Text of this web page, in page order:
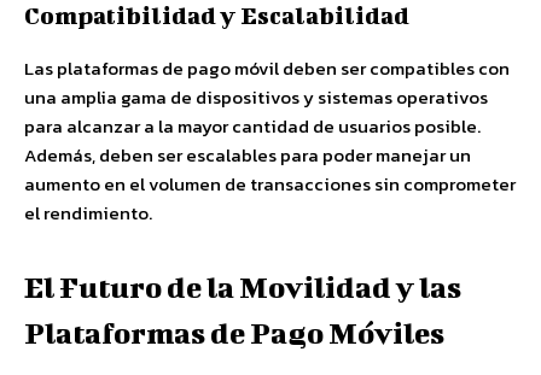
Compatibilidad y Escalabilidad
Las plataformas de pago móvil deben ser compatibles con
una amplia gama de dispositivos y sistemas operativos
para alcanzar a la mayor cantidad de usuarios posible.
Además, deben ser escalables para poder manejar un
aumento en el volumen de transacciones sin comprometer
el rendimiento.
El Futuro de la Movilidad y las
Plataformas de Pago Móviles